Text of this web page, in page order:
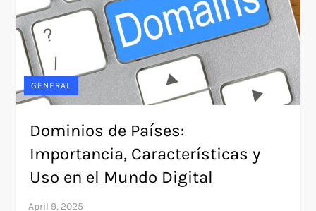
GENERAL
Dominios de Países:
Importancia, Características y
Uso en el Mundo Digital